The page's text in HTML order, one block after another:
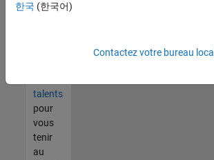
à vos
talents
pour
vous
tenir
au
한국 (한국어)
Contactez votre bureau local